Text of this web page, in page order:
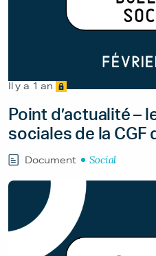
Il y a 1 an
Point d’actualité –
sociales de la CGF
Document Social